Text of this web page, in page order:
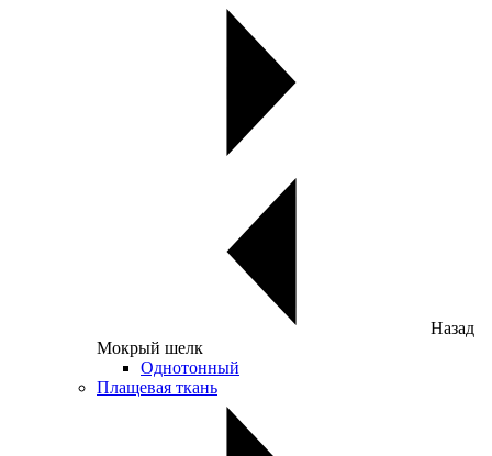
Назад
Мокрый шелк
Однотонный
Плащевая ткань